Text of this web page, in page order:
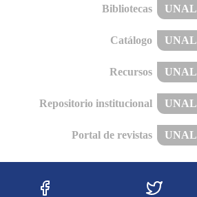
Bibliotecas UNAL
Catálogo UNAL
Recursos UNAL
Repositorio institucional UNAL
Portal de revistas UNAL